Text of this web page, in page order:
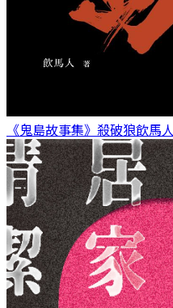
《鬼島故事集》殺破狼飲馬人